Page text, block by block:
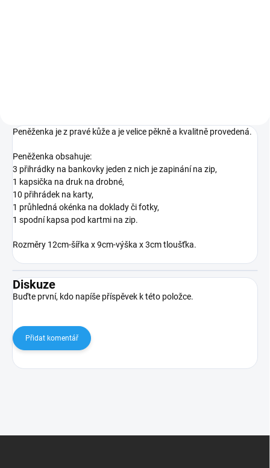
Peněženka je z pravé kůže a je velice pěkně a kvalitně provedená.
Peněženka obsahuje:
3 přihrádky na bankovky jeden z nich je zapinání na zip,
1 kapsička na druk na drobné,
10 přihrádek na karty,
1 průhledná okénka na doklady či fotky,
1 spodní kapsa pod kartmi na zip.
Rozměry 12cm-šířka x 9cm-výška x 3cm tloušťka.
Diskuze
Buďte první, kdo napíše příspěvek k této položce.
Přidat komentář